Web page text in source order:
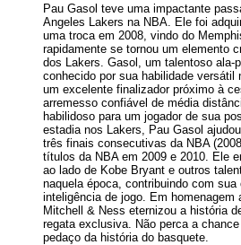
Pau Gasol teve uma impactante
Angeles Lakers na NBA. Ele foi
uma troca em 2008, vindo do
rapidamente se tornou um elemento
dos Lakers. Gasol, um talentoso ala-
conhecido por sua habilidade versátil
um excelente finalizador próximo à
arremesso confiável de média
habilidoso para um jogador de sua
estadia nos Lakers, Pau Gasol
três finais consecutivas da NBA
títulos da NBA em 2009 e 2010. Ele
ao lado de Kobe Bryant e outros
naquela época, contribuindo com
inteligência de jogo. Em homenagem
Mitchell & Ness eternizou a história
regata exclusiva. Não perca a
pedaço da história do basquete.